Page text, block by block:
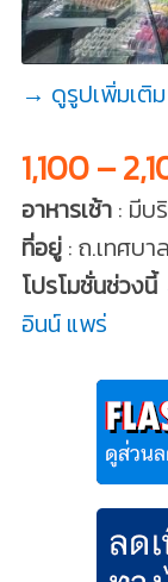
→ ดูรูปเพิ่มเติม
1,100 –
อาหารเช้า: มีบ
ที่อยู่: ถ.เทศบา
โปรโมชั่นช่วงนี้
อินน์ แพร่